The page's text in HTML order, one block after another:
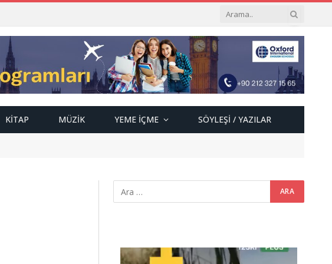
KITAP MÜZIK YEME İÇME SÖYLEŞI / YAZILAR
Video